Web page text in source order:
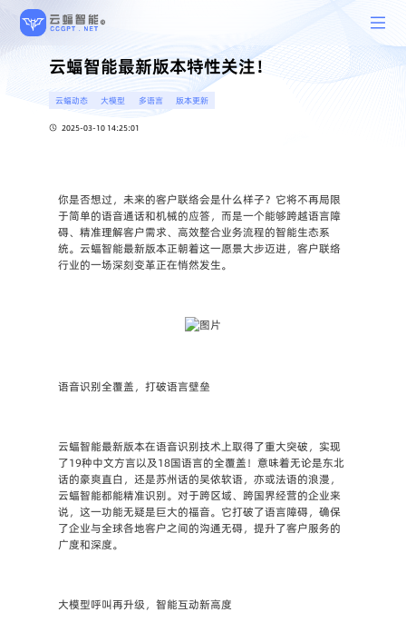
云蝠智能最新版本特性关注！
云蝠动态 大模型 多语言 版本更新
2025-03-10 14:25:01
你是否想过，未来的客户联络会是什么样子？它将不再局限
于简单的语音通话和机械的应答，而是一个能够跨越语言障
碍、精准理解客户需求、高效整合业务流程的智能生态系
统。云蝠智能最新版本正朝着这一愿景大步迈进，客户联络
行业的一场深刻变革正在悄然发生。
语音识别全覆盖，打破语言壁垒
云蝠智能最新版本在语音识别技术上取得了重大突破，实现
了19种中文方言以及18国语言的全覆盖！意味着无论是东北
话的豪爽直白，还是苏州话的吴侬软语，亦或法语的浪漫，
云蝠智能都能精准识别。对于跨区域、跨国界经营的企业来
说，这一功能无疑是巨大的福音。它打破了语言障碍，确保
了企业与全球各地客户之间的沟通无碍，提升了客户服务的
广度和深度。
大模型呼叫再升级，智能互动新高度